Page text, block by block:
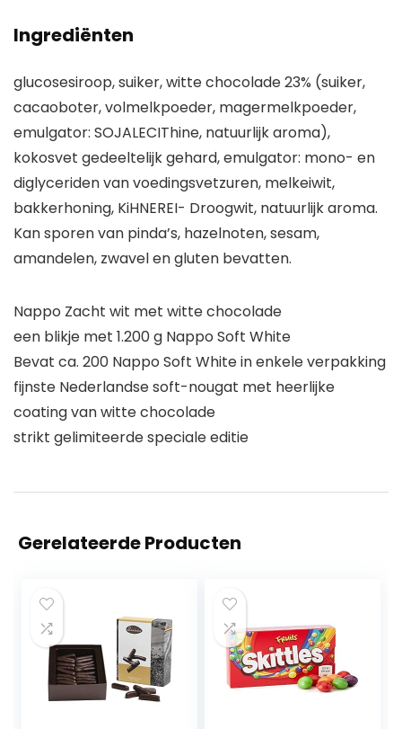
Ingrediënten
glucosesiroop, suiker, witte chocolade 23% (suiker,
cacaoboter, volmelkpoeder, magermelkpoeder,
emulgator: SOJALECIThine, natuurlijk aroma),
kokosvet gedeeltelijk gehard, emulgator: mono- en
diglyceriden van voedingsvetzuren, melkeiwit,
bakkerhoning, KiHNEREI- Droogwit, natuurlijk aroma.
Kan sporen van pinda’s, hazelnoten, sesam,
amandelen, zwavel en gluten bevatten.
Nappo Zacht wit met witte chocolade
een blikje met 1.200 g Nappo Soft White
Bevat ca. 200 Nappo Soft White in enkele verpakking
fijnste Nederlandse soft-nougat met heerlijke
coating van witte chocolade
strikt gelimiteerde speciale editie
Gerelateerde Producten